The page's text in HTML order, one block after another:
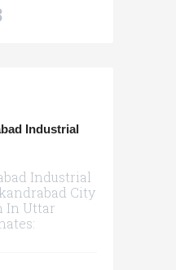
Industrial
Industrial
City
In Uttar